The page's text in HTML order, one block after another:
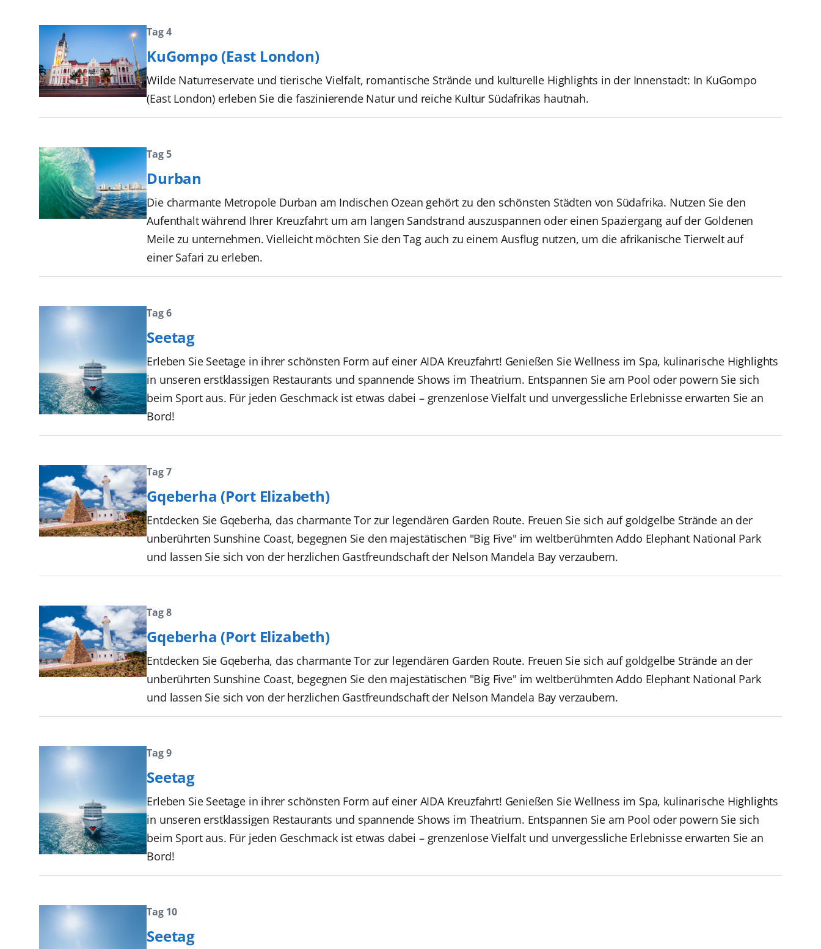
Tag 4
KuGompo (East London)
Wilde Naturreservate und tierische Vielfalt, romantische Strände und kulturelle Highlights in der Innenstadt: In KuGompo
(East London) erleben Sie die faszinierende Natur und reiche Kultur Südafrikas hautnah.
Tag 5
Durban
Die charmante Metropole Durban am Indischen Ozean gehört zu den schönsten Städten von Südafrika. Nutzen Sie den
Aufenthalt während Ihrer Kreuzfahrt um am langen Sandstrand auszuspannen oder einen Spaziergang auf der Goldenen
Meile zu unternehmen. Vielleicht möchten Sie den Tag auch zu einem Ausflug nutzen, um die afrikanische Tierwelt auf
einer Safari zu erleben.
Tag 6
Seetag
Erleben Sie Seetage in ihrer schönsten Form auf einer AIDA Kreuzfahrt! Genießen Sie Wellness im Spa, kulinarische Highlights
in unseren erstklassigen Restaurants und spannende Shows im Theatrium. Entspannen Sie am Pool oder powern Sie sich
beim Sport aus. Für jeden Geschmack ist etwas dabei – grenzenlose Vielfalt und unvergessliche Erlebnisse erwarten Sie an
Bord!
Tag 7
Gqeberha (Port Elizabeth)
Entdecken Sie Gqeberha, das charmante Tor zur legendären Garden Route. Freuen Sie sich auf goldgelbe Strände an der
unberührten Sunshine Coast, begegnen Sie den majestätischen "Big Five" im weltberühmten Addo Elephant National Park
und lassen Sie sich von der herzlichen Gastfreundschaft der Nelson Mandela Bay verzaubern.
Tag 8
Gqeberha (Port Elizabeth)
Entdecken Sie Gqeberha, das charmante Tor zur legendären Garden Route. Freuen Sie sich auf goldgelbe Strände an der
unberührten Sunshine Coast, begegnen Sie den majestätischen "Big Five" im weltberühmten Addo Elephant National Park
und lassen Sie sich von der herzlichen Gastfreundschaft der Nelson Mandela Bay verzaubern.
Tag 9
Seetag
Erleben Sie Seetage in ihrer schönsten Form auf einer AIDA Kreuzfahrt! Genießen Sie Wellness im Spa, kulinarische Highlights
in unseren erstklassigen Restaurants und spannende Shows im Theatrium. Entspannen Sie am Pool oder powern Sie sich
beim Sport aus. Für jeden Geschmack ist etwas dabei – grenzenlose Vielfalt und unvergessliche Erlebnisse erwarten Sie an
Bord!
Tag 10
Seetag